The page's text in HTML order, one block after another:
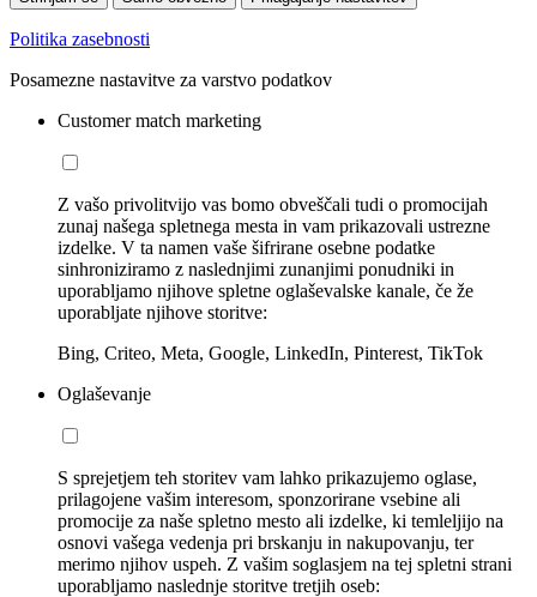
Politika zasebnosti
Posamezne nastavitve za varstvo podatkov
Customer match marketing
Z vašo privolitvijo vas bomo obveščali tudi o promocijah
zunaj našega spletnega mesta in vam prikazovali ustrezne
izdelke. V ta namen vaše šifrirane osebne podatke
sinhroniziramo z naslednjimi zunanjimi ponudniki in
uporabljamo njihove spletne oglaševalske kanale, če že
uporabljate njihove storitve:
Bing, Criteo, Meta, Google, LinkedIn, Pinterest, TikTok
Oglaševanje
S sprejetjem teh storitev vam lahko prikazujemo oglase,
prilagojene vašim interesom, sponzorirane vsebine ali
promocije za naše spletno mesto ali izdelke, ki temleljijo na
osnovi vašega vedenja pri brskanju in nakupovanju, ter
merimo njihov uspeh. Z vašim soglasjem na tej spletni strani
uporabljamo naslednje storitve tretjih oseb: